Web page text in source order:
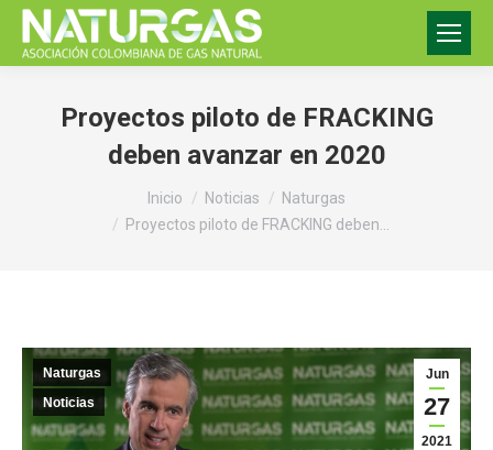
Proyectos piloto de FRACKING
deben avanzar en 2020
Inicio Noticias
Naturgas
Proyectos piloto de FRACKING deben…
Jun
27
2021
Naturgas
Noticias